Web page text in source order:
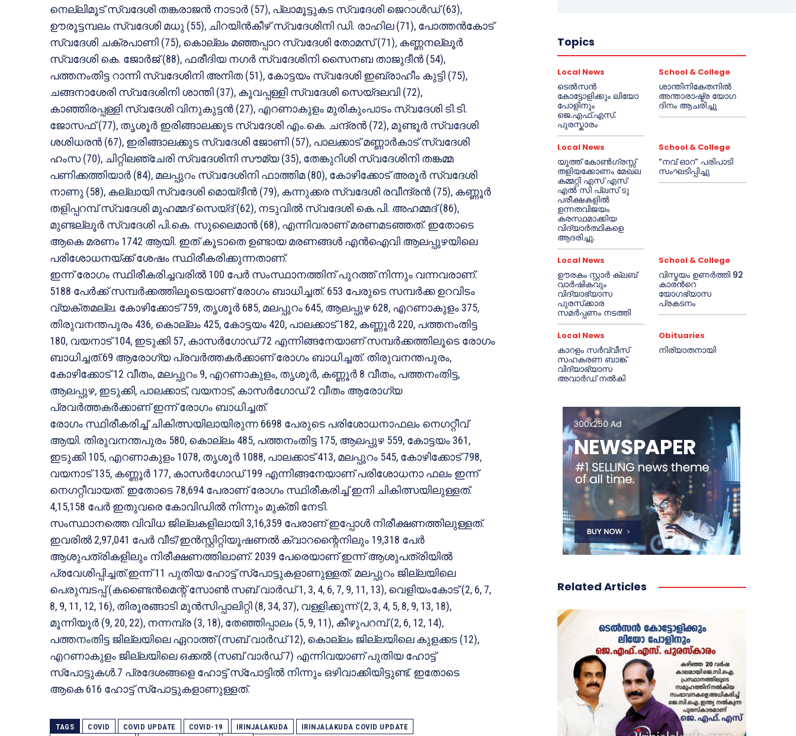
നെല്ലിമൂട് സ്വദേശി തങ്കരാജന്‍ നാടാര്‍ (57), പ്ലാമൂട്ടുകട സ്വദേശി ജെറാള്‍ഡ് (63),
ഊരൂട്ടമ്പലം സ്വദേശി മധു (55), ചിറയിന്‍കീഴ് സ്വദേശിനി ഡി. രാഹില (71), പോത്തന്‍കോട്
സ്വദേശി ചക്രപാണി (75), കൊല്ലം മഞ്ഞപ്പാറ സ്വദേശി തോമസ് (71), കണ്ണനല്ലൂര്‍
സ്വദേശി കെ. ജോര്‍ജ് (88), ഫരീദിയ നഗര്‍ സ്വദേശിനി സൈനബ താജുദീന്‍ (54),
പത്തനംതിട്ട റാന്നി സ്വദേശിനി അനിത (51), കോട്ടയം സ്വദേശി ഇബ്രാഹീം കുട്ടി (75),
ചങ്ങനാശേരി സ്വദേശിനി ശാന്തി (37), കൂവപ്പള്ളി സ്വദേശി സെയ്ദലവി (72),
കാഞ്ഞിരപ്പള്ളി സ്വദേശി വിനുകുട്ടന്‍ (27), എറണാകുളം മുരികുംപാടം സ്വദേശി ടി.ടി.
ജോസഫ് (77), തൃശൂര്‍ ഇരിങ്ങാലക്കുട സ്വദേശി എം.കെ. ചന്ദ്രന്‍ (72), മുണ്ടൂര്‍ സ്വദേശി
ശശിധരന്‍ (67), ഇരിങ്ങാലക്കുട സ്വദേശി ജോണി (57), പാലക്കാട് മണ്ണാര്‍കാട് സ്വദേശി
ഹംസ (70), ചിറ്റിലഞ്ചേരി സ്വദേശിനി സൗമ്യ (35), തേങ്കുറിശി സ്വദേശിനി തങ്കമ്മ
പണിക്കത്തിയാര്‍ (84), മലപ്പുറം സ്വദേശിനി ഫാത്തിമ (80), കോഴിക്കോട് അരൂര്‍ സ്വദേശി
നാണു (58), കല്ലായി സ്വദേശി മൊയ്ദീന്‍ (79), കന്നുക്കര സ്വദേശി രവീന്ദ്രന്‍ (75), കണ്ണൂര്‍
തളിപ്പറമ്പ് സ്വദേശി മുഹമ്മദ് സെയ്ദ് (62), നടുവില്‍ സ്വദേശി കെ.പി. അഹമ്മദ് (86),
മുണ്ടല്ലൂര്‍ സ്വദേശി പി.കെ. സുലൈമാന്‍ (68), എന്നിവരാണ് മരണമടഞ്ഞത്. ഇതോടെ
ആകെ മരണം 1742 ആയി. ഇത് കൂടാതെ ഉണ്ടായ മരണങ്ങള്‍ എന്‍ഐവി ആലപ്പുഴയിലെ
പരിശോധനയ്ക്ക് ശേഷം സ്ഥിരീകരിക്കുന്നതാണ്.
ഇന്ന് രോഗം സ്ഥിരീകരിച്ചവരില്‍ 100 പേര്‍ സംസ്ഥാനത്തിന് പുറത്ത് നിന്നും വന്നവരാണ്.
5188 പേര്‍ക്ക് സമ്പര്‍ക്കത്തിലൂടെയാണ് രോഗം ബാധിച്ചത്. 653 പേരുടെ സമ്പര്‍ക്ക ഉറവിടം
വ്യക്തമല്ല. കോഴിക്കോട് 759, തൃശൂര്‍ 685, മലപ്പുറം 645, ആലപ്പുഴ 628, എറണാകുളം 375,
തിരുവനന്തപുരം 436, കൊല്ലം 425, കോട്ടയം 420, പാലക്കാട് 182, കണ്ണൂര്‍ 220, പത്തനംതിട്ട
180, വയനാട് 104, ഇടുക്കി 57, കാസര്‍ഗോഡ് 72 എന്നിങ്ങനേയാണ് സമ്പര്‍ക്കത്തിലൂടെ രോഗം
ബാധിച്ചത്.69 ആരോഗ്യ പ്രവര്‍ത്തകര്‍ക്കാണ് രോഗം ബാധിച്ചത്. തിരുവനന്തപുരം,
കോഴിക്കോട് 12 വീതം, മലപ്പുറം 9, എറണാകുളം, തൃശൂര്‍, കണ്ണൂര്‍ 8 വീതം, പത്തനംതിട്ട,
ആലപ്പുഴ, ഇടുക്കി, പാലക്കാട്, വയനാട്, കാസര്‍ഗോഡ് 2 വീതം ആരോഗ്യ
പ്രവര്‍ത്തകര്‍ക്കാണ് ഇന്ന് രോഗം ബാധിച്ചത്.
രോഗം സ്ഥിരീകരിച്ച് ചികിത്സയിലായിരുന്ന 6698 പേരുടെ പരിശോധനാഫലം നെഗറ്റീവ്
ആയി. തിരുവനന്തപുരം 580, കൊല്ലം 485, പത്തനംതിട്ട 175, ആലപ്പുഴ 559, കോട്ടയം 361,
ഇടുക്കി 105, എറണാകുളം 1078, തൃശൂര്‍ 1088, പാലക്കാട് 413, മലപ്പുറം 545, കോഴിക്കോട് 798,
വയനാട് 135, കണ്ണൂര്‍ 177, കാസര്‍ഗോഡ് 199 എന്നിങ്ങനേയാണ് പരിശോധനാ ഫലം ഇന്ന്
നെഗറ്റീവായത്. ഇതോടെ 78,694 പേരാണ് രോഗം സ്ഥിരീകരിച്ച് ഇനി ചികിത്സയിലുള്ളത്.
4,15,158 പേര്‍ ഇതുവരെ കോവിഡില്‍ നിന്നും മുക്തി നേടി.
സംസ്ഥാനത്തെ വിവിധ ജില്ലകളിലായി 3,16,359 പേരാണ് ഇപ്പോള്‍ നിരീക്ഷണത്തിലുള്ളത്.
ഇവരില്‍ 2,97,041 പേര്‍ വീട്/ഇന്‍സ്റ്റിറ്റിയൂഷണല്‍ ക്വാറന്റൈനിലും 19,318 പേര്‍
ആശുപത്രികളിലും നിരീക്ഷണത്തിലാണ്. 2039 പേരെയാണ് ഇന്ന് ആശുപത്രിയില്‍
പ്രവേശിപ്പിച്ചത്.ഇന്ന് 11 പുതിയ ഹോട്ട് സ്‌പോട്ടുകളാണുള്ളത്. മലപ്പുറം ജില്ലയിലെ
പെരുമ്പടപ്പ് (കണ്ടൈന്‍മെന്റ് സോണ്‍ സബ് വാര്‍ഡ് 1, 3, 4, 6, 7, 9, 11, 13), വെളിയംകോട് (2, 6, 7,
8, 9, 11, 12, 16), തിരൂരങ്ങാടി മുന്‍സിപ്പാലിറ്റി (8, 34, 37), വള്ളിക്കുന്ന് (2, 3, 4, 5, 8, 9, 13, 18),
മൂന്നിയൂര്‍ (9, 20, 22), നന്നമ്പ്ര (3, 18), തേഞ്ഞിപ്പാലം (5, 9, 11), കീഴുപറമ്പ് (2, 6, 12, 14),
പത്തനംതിട്ട ജില്ലയിലെ ഏറാത്ത് (സബ് വാര്‍ഡ് 12), കൊല്ലം ജില്ലയിലെ കുളക്കട (12),
എറണാകുളം ജില്ലയിലെ ഒക്കല്‍ (സബ് വാര്‍ഡ് 7) എന്നിവയാണ് പുതിയ ഹോട്ട്
സ്‌പോട്ടുകള്‍.7 പ്രദേശങ്ങളെ ഹോട്ട് സ്‌പോട്ടില്‍ നിന്നും ഒഴിവാക്കിയിട്ടുണ്ട്. ഇതോടെ
ആകെ 616 ഹോട്ട് സ്‌പോട്ടുകളാണുള്ളത്.
TAGS COVID COVID UPDATE COVID-19 IRINJALAKUDA
IRINJALAKUDA COVID UPDATE
Topics
Local News
ടെൽസൻ
കോട്ടോളിക്കും ലിയോ
പോളിനും
ജെ.എഫ്.എസ്.
പുരസ്കാരം
School & College
ശാന്തിനികേതനിൽ
അന്താരാഷ്ട്ര യോഗ
ദിനം ആചരിച്ചു
Local News
യൂത്ത് കോൺഗ്രസ്സ്
തളിയക്കോണം മേഖല
കമ്മറ്റി എസ് എസ്
എൽ സി പ്ലസ് ടു
പരീക്ഷകളിൽ
ഉന്നതവിജയം
കരസ്ഥമാക്കിയ
വിദ്യാർത്ഥികളെ
ആദരിച്ചു.
School & College
“നവ് ഓറ” പരിപാടി
സംഘടിപ്പിച്ചു
Local News
ഊരകം സ്റ്റാർ ക്ലബ്
വാർഷികവും
വിദ്യാഭ്യാസ
പുരസ്‌ക്കാര
സമർപ്പണം നടത്തി
School & College
വിസ്മയം ഉണർത്തി 92
കാരൻറെ
യോഗഭ്യാസ
പ്രകടനം
Local News
കാറളം സർവ്വീസ്
സഹകരണ ബാങ്ക്
വിദ്യാഭ്യാസ
അവാർഡ് നൽകി
Obituaries
നിര്യാതനായി
Related Articles